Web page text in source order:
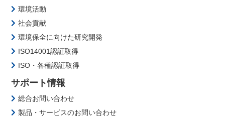
環境活動
社会貢献
環境保全に向けた研究開発
ISO14001認証取得
ISO・各種認証取得
サポート情報
総合お問い合わせ
製品・サービスのお問い合わせ